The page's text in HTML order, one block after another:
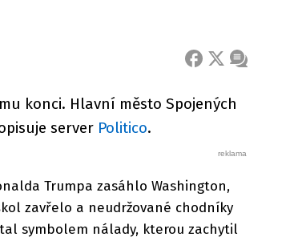
FACEBOOK
X ZPRÁVA
konci. Hlavní město Spojených
server Politico.
Trumpa zasáhlo Washington,
zavřelo a neudržované chodníky
symbolem nálady, kterou zachytil